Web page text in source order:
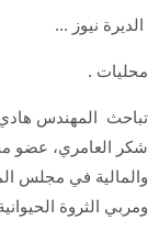
الديرة نيوز ...
محليات .
تباحث المهندس هادي
شكر العامري، عضو
والمالية في مجلس
ومربي الثروة